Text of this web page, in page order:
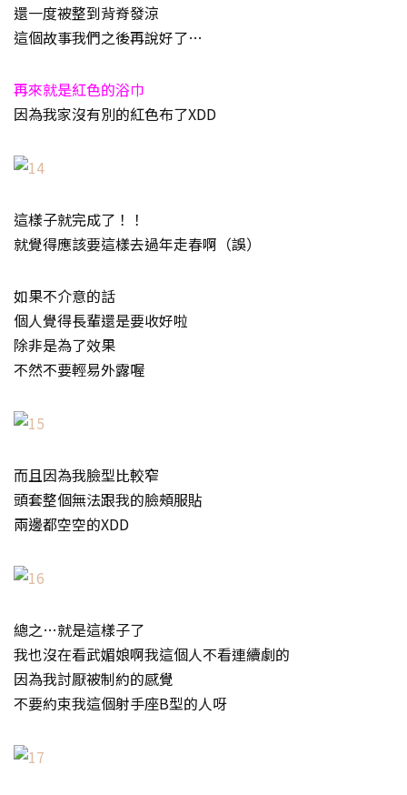
還一度被整到背脊發涼
這個故事我們之後再說好了…
再來就是紅色的浴巾
因為我家沒有別的紅色布了XDD
這樣子就完成了！！
就覺得應該要這樣去過年走春啊（誤）
如果不介意的話
個人覺得長輩還是要收好啦
除非是為了效果
不然不要輕易外露喔
而且因為我臉型比較窄
頭套整個無法跟我的臉頰服貼
兩邊都空空的XDD
總之…就是這樣子了
我也沒在看武媚娘啊我這個人不看連續劇的
因為我討厭被制約的感覺
不要約束我這個射手座B型的人呀